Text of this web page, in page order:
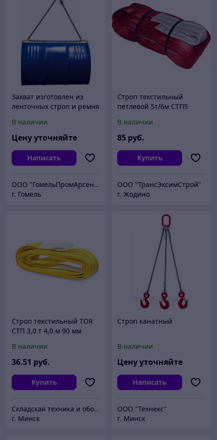
Захват изготовлен из
ленточных строп и ремня
Подъем бочек
осуществляют три
стропы равноме
В наличии
Цену уточняйте
Написать
ООО "ГомельПромАрсенал"
г. Гомель
Строп текстильный
петлевой 5т/6м СТП5
В наличии
85 руб.
Купить
ООО "ТрансЭксимСтрой"
г. Жодино
Строп текстильный TOR
СТП 3,0 т 4,0 м 90 мм
В наличии
36.51 руб.
Купить
Складская техника и оборудование Минск
г. Минск
Строп канатный
В наличии
Цену уточняйте
Написать
ООО "Технекс"
г. Минск